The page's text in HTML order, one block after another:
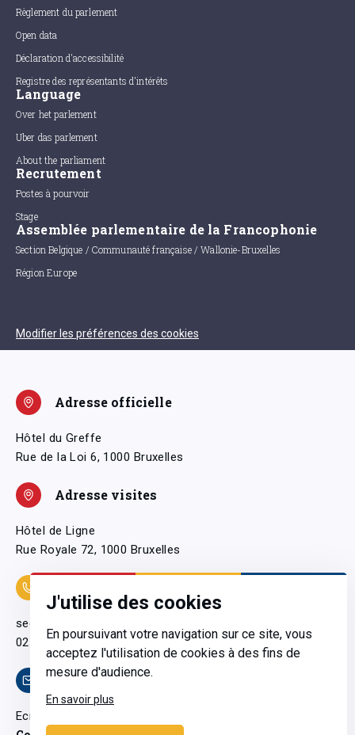
J'utilise des cookies
En poursuivant votre navigation sur ce site, vous
acceptez l'utilisation de cookies à des fins de
mesure d'audience.
En savoir plus
Règlement du parlement
Open data
Déclaration d'accessibilité
Registre des représentants d'intérêts
Language
Over het parlement
Uber das parlement
About the parliament
Recrutement
Postes à pourvoir
Stage
Assemblée parlementaire de la Francophonie
Section Belgique / Communauté française / Wallonie-Bruxelles
Région Europe
Modifier les préférences des cookies
Adresse officielle
Hôtel du Greffe
Rue de la Loi 6, 1000 Bruxelles
Adresse visites
Hôtel de Ligne
Rue Royale 72, 1000 Bruxelles
secretariatgeneral@pfwb.be
02 506 38 11
Contact
Ecrivez-nous